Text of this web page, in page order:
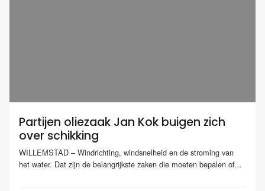
Partijen oliezaak Jan Kok buigen zich
over schikking
WILLEMSTAD – Windrichting, windsnelheid en de stroming van
het water. Dat zijn de belangrijkste zaken die moeten bepalen of...